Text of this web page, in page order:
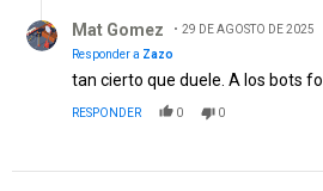
Mat Gomez
29 DE AGOSTO DE 2025
Responder a Zazo
tan cierto que duele. A los bots
RESPONDER 0 0